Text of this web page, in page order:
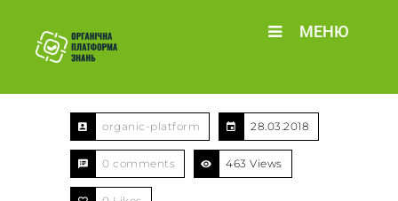
МЕНЮ
organic-platform 28.03.2018
0 comments 463 Views